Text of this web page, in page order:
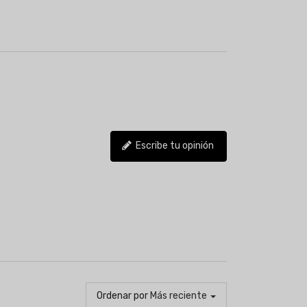
Escribe tu opinión
Ordenar por Más reciente